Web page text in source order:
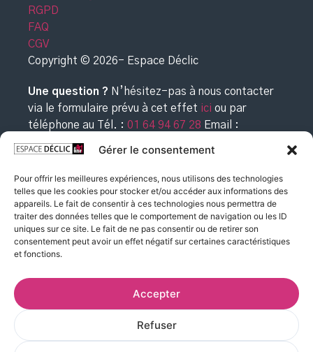
Gérer le consentement
Pour offrir les meilleures expériences, nous utilisons des technologies
telles que les cookies pour stocker et/ou accéder aux informations des
appareils. Le fait de consentir à ces technologies nous permettra de
traiter des données telles que le comportement de navigation ou les ID
uniques sur ce site. Le fait de ne pas consentir ou de retirer son
consentement peut avoir un effet négatif sur certaines caractéristiques
et fonctions.
Accepter
Refuser
RGPD
FAQ
CGV
Copyright © 2026- Espace Déclic
Une question ? N’hésitez-pas à nous contacter
via le formulaire prévu à cet effet ici ou par
téléphone au
Tél. : 01 64 94 67 28 Email :
commande@espacedeclic.com